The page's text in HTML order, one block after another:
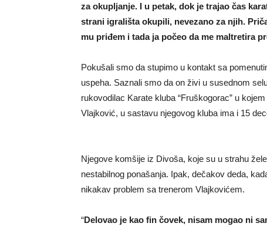
za okupljanje. I u petak, dok je trajao čas
strani igrališta okupili, nevezano za njih.
mu priđem i tada ja počeo da me maltretira
Pokušali smo da stupimo u kontakt sa
uspeha. Saznali smo da on živi u susednom
rukovodilac Karate kluba “Fruškogorac” u
Vlajković, u sastavu njegovog kluba ima i 15
Njegove komšije iz Divoša, koje su u strahu
nestabilnog ponašanja. Ipak, dečakov deda,
nikakav problem sa trenerom Vlajkovićem.
“Delovao je kao fin čovek, nisam mogao ni